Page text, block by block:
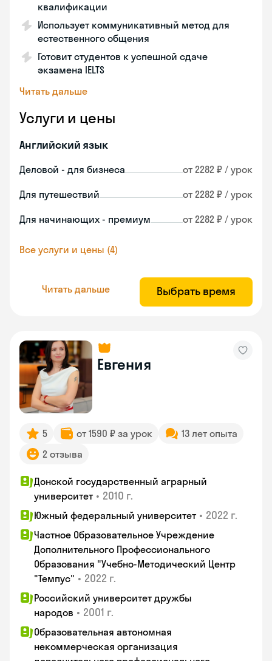
квалификации
Использует коммуникативный метод для
естественного общения
Готовит студентов к успешной сдаче
экзамена IELTS
Читать дальше
Услуги и цены
Английский язык
Деловой - для бизнеса от 2282 ₽ / урок
Для путешествий от 2282 ₽ / урок
Для начинающих - премиум от 2282 ₽ / урок
Все услуги и цены (4)
Читать дальше Выбрать время
Евгения
5 от 1590 ₽ за урок
13 лет опыта
2 отзыва
Донской государственный аграрный
университет • 2010 г.
Южный федеральный университет • 2022 г.
Частное Образовательное Учреждение
Дополнительного Профессионального
Образования "Учебно-Методический Центр
"Темпус" • 2022 г.
Российский университет дружбы
народов • 2001 г.
Образовательная автономная
некоммерческая организация